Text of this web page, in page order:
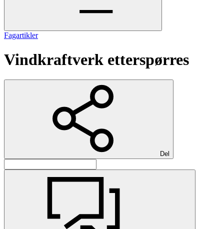
Fagartikler
Vindkraftverk etterspørres
Del